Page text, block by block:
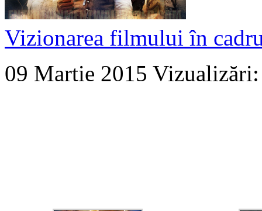
Vizionarea filmului în
09 Martie 2015